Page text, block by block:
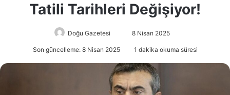
Tatili Tarihleri Değişiyor!
Doğu Gazetesi
e-
göndermek
8 Nisan 2025
Son güncelleme: 8 Nisan 2025 1 dakika okuma süresi